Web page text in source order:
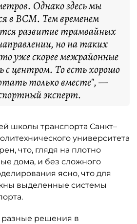
Однако здесь мы
в ВСМ. Тем временем
развитие трамвайных
но на таких
уже скорее межрайонные
с центром. То есть хорошо
только вместе", —
эксперт.
школы транспорта Санкт–
университета
что, глядя на плотно
дома, и без сложного
ясно, что для
выделенные системы
разные решения в